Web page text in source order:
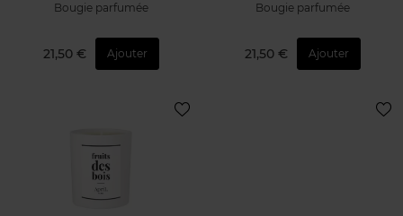
Bougie parfumée
21,50 € Ajouter
Bougie parfumée
21,50 € Ajouter